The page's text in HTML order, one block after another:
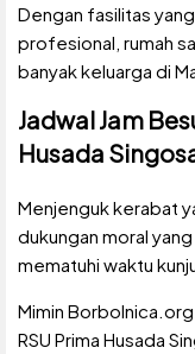
Dengan fasilitas
profesional, rumah
banyak keluarga di
Jadwal Jam
Husada
Menjenguk kerabat
dukungan moral
mematuhi waktu
Mimin
RSU Prima Husada